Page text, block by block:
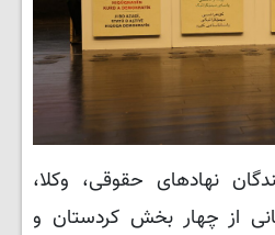
نهادهای حقوقی، وکلا،
از چهار بخش کردستان و